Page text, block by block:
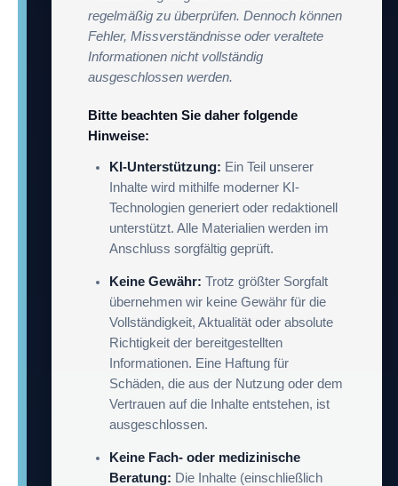
regelmäßig zu überprüfen. Dennoch können
Fehler, Missverständnisse oder veraltete
Informationen nicht vollständig
ausgeschlossen werden.
Bitte beachten Sie daher folgende
Hinweise:
KI-Unterstützung: Ein Teil unserer
Inhalte wird mithilfe moderner KI-
Technologien generiert oder redaktionell
unterstützt. Alle Materialien werden im
Anschluss sorgfältig geprüft.
Keine Gewähr: Trotz größter Sorgfalt
übernehmen wir keine Gewähr für die
Vollständigkeit, Aktualität oder absolute
Richtigkeit der bereitgestellten
Informationen. Eine Haftung für
Schäden, die aus der Nutzung oder dem
Vertrauen auf die Inhalte entstehen, ist
ausgeschlossen.
Keine Fach- oder medizinische
Beratung: Die Inhalte (einschließlich